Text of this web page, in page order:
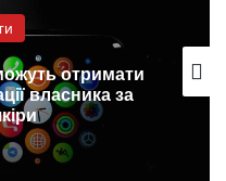
отримати
за